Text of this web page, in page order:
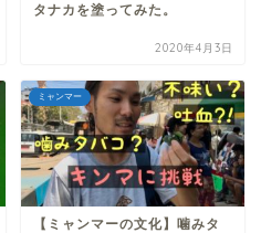
タナカを塗ってみた。
2020年4月3日
ミャンマー
【ミャンマーの文化】噛みタ